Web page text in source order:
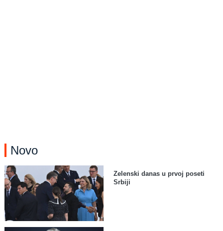
Novo
Zelenski danas u prvoj poseti
Srbiji